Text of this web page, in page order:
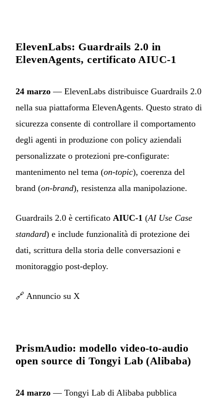
ElevenLabs: Guardrails 2.0 in
ElevenAgents, certificato AIUC-1
24 marzo — ElevenLabs distribuisce Guardrails 2.0
nella sua piattaforma ElevenAgents. Questo strato di
sicurezza consente di controllare il comportamento
degli agenti in produzione con policy aziendali
personalizzate o protezioni pre-configurate:
mantenimento nel tema (on-topic), coerenza del
brand (on-brand), resistenza alla manipolazione.
Guardrails 2.0 è certificato AIUC-1 (AI Use Case
standard) e include funzionalità di protezione dei
dati, scrittura della storia delle conversazioni e
monitoraggio post-deploy.
🔗 Annuncio su X
PrismAudio: modello video-to-audio
open source di Tongyi Lab (Alibaba)
24 marzo — Tongyi Lab di Alibaba pubblica